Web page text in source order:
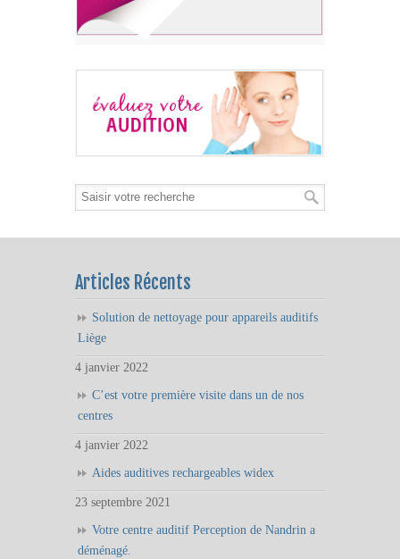
Articles Récents
Solution de nettoyage pour appareils auditifs
Liège
4 janvier 2022
C’est votre première visite dans un de nos
centres
4 janvier 2022
Aides auditives rechargeables widex
23 septembre 2021
Votre centre auditif Perception de Nandrin a
déménagé.